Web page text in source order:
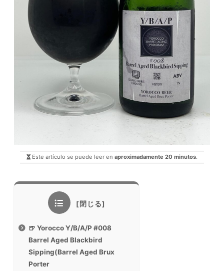
Este artículo se puede leer en aproximadamente 20 minutos.
🍺 Yorocco Y/B/A/P #008
Barrel Aged Blackbird
Sipping(Barrel Aged Brux
Porter